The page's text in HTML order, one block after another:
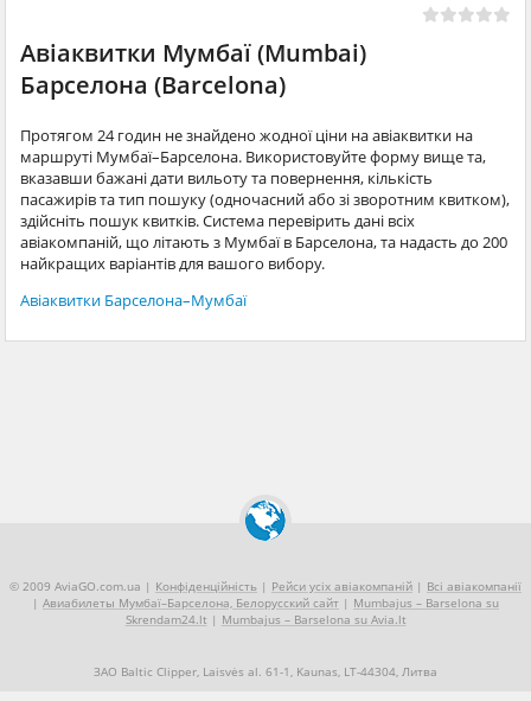
Авіаквитки Мумбаї (Mumbai)
Барселона (Barcelona)
Протягом 24 годин не знайдено жодної ціни на авіаквитки на
маршруті Мумбаї–Барселона. Використовуйте форму вище та,
вказавши бажані дати вильоту та повернення, кількість
пасажирів та тип пошуку (одночасний або зі зворотним квитком),
здійсніть пошук квитків. Система перевірить дані всіх
авіакомпаній, що літають з Мумбаї в Барселона, та надасть до 200
найкращих варіантів для вашого вибору.
Авіаквитки Барселона–Мумбаї
© 2009 AviaGO.com.ua | Конфіденційність | Рейси усіх авіакомпаній | Всі авіакомпанії
| Авиабилеты Мумбаї–Барселона, Белорусский сайт | Mumbajus – Barselona su
Skrendam24.lt | Mumbajus – Barselona su Avia.lt
ЗАО Baltic Clipper, Laisvės al. 61-1, Kaunas, LT-44304, Литва